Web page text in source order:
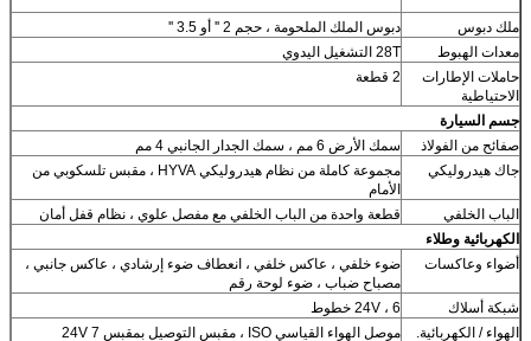
ملك دبوس
دبوس الملك الملحومة ، حجم 2 '' أو 3.5 ''
معدات الهبوط
28T التشغيل اليدوي
حاملات الإطارات
الاحتياطية
2 قطعة
جسم السيارة
صفائح من الفولاذ
سمك الأرض 6 مم ، سمك الجدار الجانبي 4 مم
جاك هيدروليكي
مجموعة كاملة من نظام هيدروليكي HYVA ، مقبس تلسكوبي من
الأمام
الباب الخلفي
قطعة واحدة من الباب الخلفي مع مفصل علوي ، نظام قفل أمان
الكهربائية وطلاء
أضواء وعاكسات
ضوء خلفي ، عاكس خلفي ، انعطاف ضوء إرشادي ، عاكس جانبي ،
مصباح ضباب ، ضوء لوحة رقم
شبكة أسلاك
24V ، 6 خطوط
الهواء / الكهربائية.
موصل الهواء القياسي ISO ، مقبس التوصيل بمقبس 7 24V